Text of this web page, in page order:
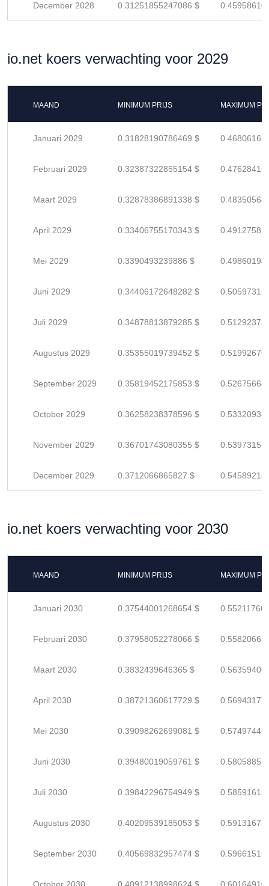
December 2028 0.31251855247086 $
io.net koers verwachting voor 2029
MAAND MINIMUM PRIJS MAXIMUM
Januari 2029 0.31828190786469 $
Februari 2029 0.32387322855154 $
Maart 2029 0.32878386891338 $
April 2029 0.33406755170343 $
Mei 2029 0.3390493239886 $
Juni 2029 0.34406172648282 $
Juli 2029 0.34878813879285 $
Augustus 2029 0.35355019739452 $
September 2029 0.35819452175853 $
October 2029 0.36258238378596 $
November 2029 0.36701743080355 $
December 2029 0.3712066865827 $
io.net koers verwachting voor 2030
MAAND MINIMUM PRIJS MAXIMUM
Januari 2030 0.37544001268654 $
Februari 2030 0.37958052278066 $
Maart 2030 0.3832439646365 $
April 2030 0.38721360617729 $
Mei 2030 0.39098262699081 $
Juni 2030 0.39480019059761 $
Juli 2030 0.39842296754949 $
Augustus 2030 0.40209539185053 $
September 2030 0.40569832957474 $